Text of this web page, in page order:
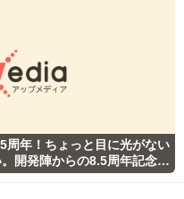
周年！ちょっと目に光がない
開発陣からの8.5周年記念コ